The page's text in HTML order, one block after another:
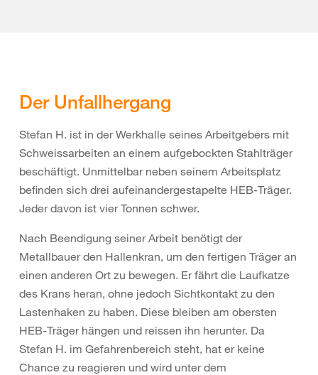
Der Unfallhergang
Stefan H. ist in der Werkhalle seines Arbeitgebers mit
Schweissarbeiten an einem aufgebockten Stahlträger
beschäftigt. Unmittelbar neben seinem Arbeitsplatz
befinden sich drei aufeinandergestapelte HEB-Träger.
Jeder davon ist vier Tonnen schwer.
Nach Beendigung seiner Arbeit benötigt der
Metallbauer den Hallenkran, um den fertigen Träger an
einen anderen Ort zu bewegen. Er fährt die Laufkatze
des Krans heran, ohne jedoch Sichtkontakt zu den
Lastenhaken zu haben. Diese bleiben am obersten
HEB-Träger hängen und reissen ihn herunter. Da
Stefan H. im Gefahrenbereich steht, hat er keine
Chance zu reagieren und wird unter dem